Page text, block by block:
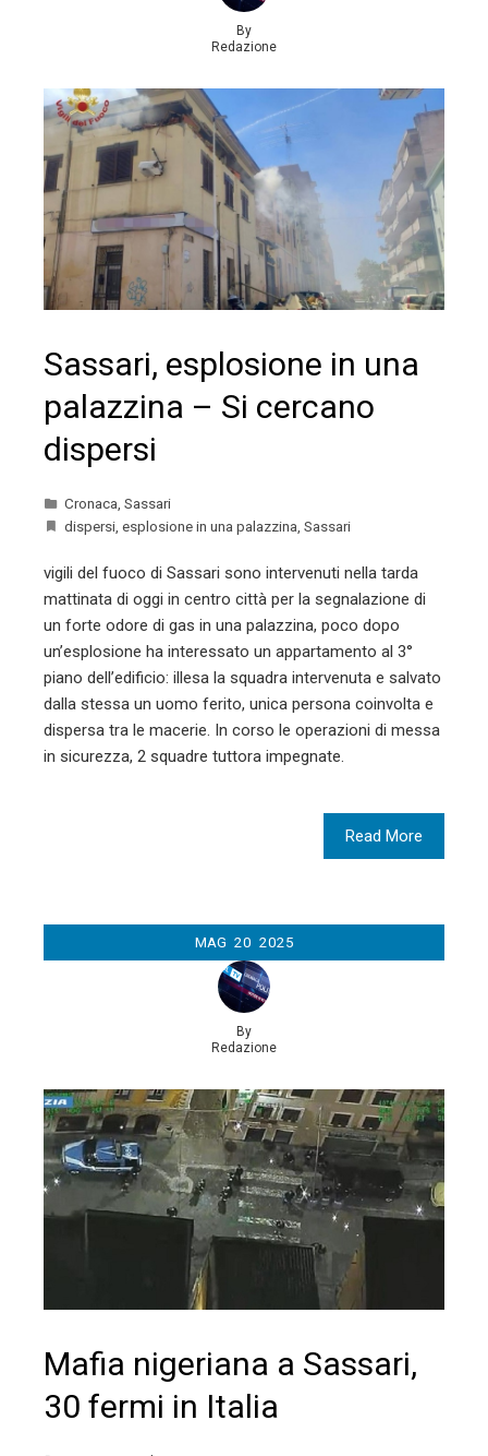
By
Redazione
Sassari, esplosione in una
palazzina – Si cercano
dispersi
Cronaca Sassari
dispersi esplosione in una palazzina Sassari
vigili del fuoco di Sassari sono intervenuti nella tarda
mattinata di oggi in centro città per la segnalazione di
un forte odore di gas in una palazzina, poco dopo
un’esplosione ha interessato un appartamento al 3°
piano dell’edificio: illesa la squadra intervenuta e salvato
dalla stessa un uomo ferito, unica persona coinvolta e
dispersa tra le macerie. In corso le operazioni di messa
in sicurezza, 2 squadre tuttora impegnate.
Read More
MAG 20 2025
By
Redazione
Mafia nigeriana a Sassari,
30 fermi in Italia